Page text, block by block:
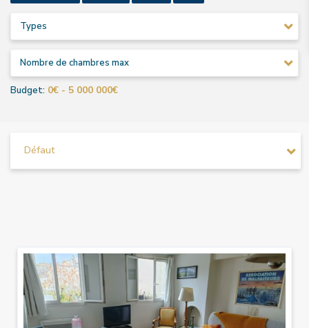
Types
Nombre de chambres max
Budget: 0€ - 5 000 000€
Défaut